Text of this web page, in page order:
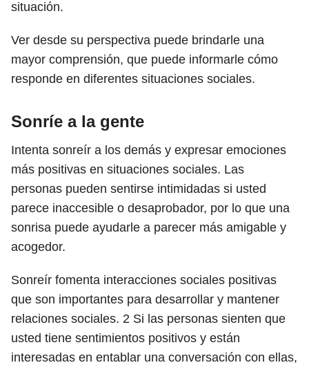
situación.
Ver desde su perspectiva puede brindarle una
mayor comprensión, que puede informarle cómo
responde en diferentes situaciones sociales.
Sonríe a la gente
Intenta sonreír a los demás y expresar emociones
más positivas en situaciones sociales. Las
personas pueden sentirse intimidadas si usted
parece inaccesible o desaprobador, por lo que una
sonrisa puede ayudarle a parecer más amigable y
acogedor.
Sonreír fomenta interacciones sociales positivas
que son importantes para desarrollar y mantener
relaciones sociales. 2 Si las personas sienten que
usted tiene sentimientos positivos y están
interesadas en entablar una conversación con ellas,